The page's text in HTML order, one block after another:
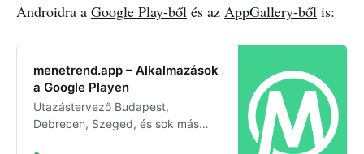
Androidra a Google Play-ből és az AppGallery-ből is:
menetrend.app – Alkalmazások
a Google Playen
Utazástervező Budapest,
Debrecen, Szeged, és sok más